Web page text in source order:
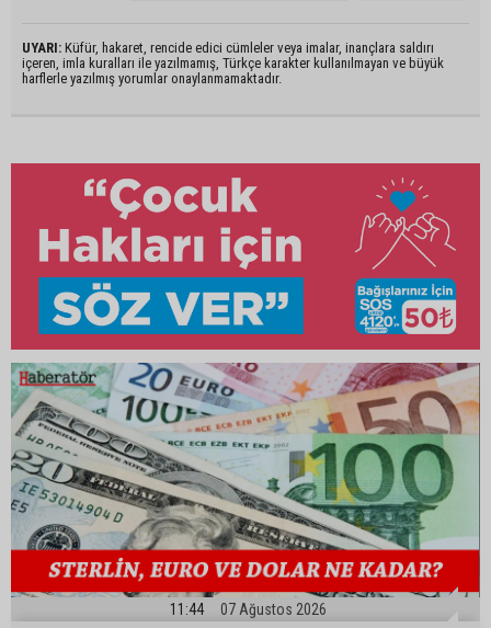
UYARI: Küfür, hakaret, rencide edici cümleler veya imalar, inançlara saldırı
içeren, imla kuralları ile yazılmamış, Türkçe karakter kullanılmayan ve büyük
harflerle yazılmış yorumlar onaylanmamaktadır.
11:44 07 Ağustos 2026